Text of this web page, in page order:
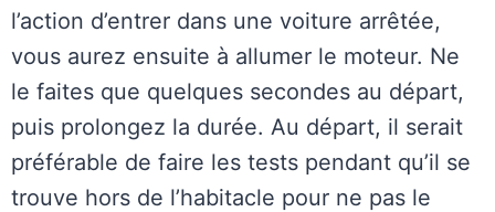
l’action d’entrer dans une voiture arrêtée,
vous aurez ensuite à allumer le moteur. Ne
le faites que quelques secondes au départ,
puis prolongez la durée. Au départ, il serait
préférable de faire les tests pendant qu’il se
trouve hors de l’habitacle pour ne pas le